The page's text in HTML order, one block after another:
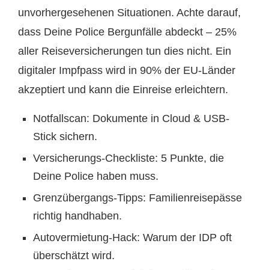
unvorhergesehenen Situationen. Achte darauf,
dass Deine Police Bergunfälle abdeckt – 25%
aller Reiseversicherungen tun dies nicht. Ein
digitaler Impfpass wird in 90% der EU-Länder
akzeptiert und kann die Einreise erleichtern.
Notfallscan: Dokumente in Cloud & USB-
Stick sichern.
Versicherungs-Checkliste: 5 Punkte, die
Deine Police haben muss.
Grenzübergangs-Tipps: Familienreisepässe
richtig handhaben.
Autovermietung-Hack: Warum der IDP oft
überschätzt wird.